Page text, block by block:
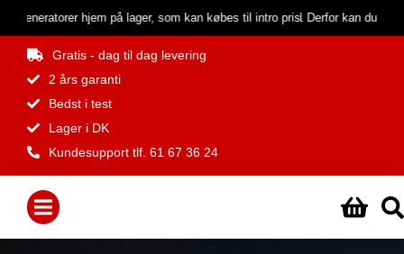
generatorer hjem på lager, som kan købes til intro pris. Derfor kan du nu
Gratis - dag til dag levering
2 års garanti
Bedst i test
Lager i DK
Kundesupport tlf. 61 67 36 24